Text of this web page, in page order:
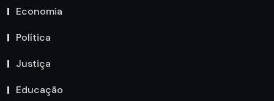
Economia
Política
Justiça
Educação